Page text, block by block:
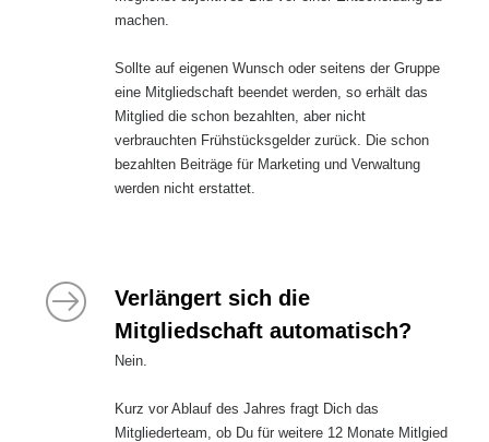
machen.
Sollte auf eigenen Wunsch oder seitens der Gruppe
eine Mitgliedschaft beendet werden, so erhält das
Mitglied die schon bezahlten, aber nicht
verbrauchten Frühstücksgelder zurück. Die schon
bezahlten Beiträge für Marketing und Verwaltung
werden nicht erstattet.
Verlängert sich die
Mitgliedschaft automatisch?
Nein.
Kurz vor Ablauf des Jahres fragt Dich das
Mitgliederteam, ob Du für weitere 12 Monate Mitlgied